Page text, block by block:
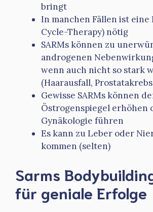
bringt
In manchen Fällen ist eine
Cycle-Therapy) nötig
SARMs können zu
androgenen
wenn auch nicht so stark
(Haarausfall,
Gewisse SARMs können
Östrogenspiegel erhöhen
Gynäkologie führen
Es kann zu Leber oder
kommen (selten)
Sarms
für geniale Erfolge